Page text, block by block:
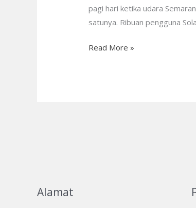
pagi hari ketika udara
satunya. Ribuan pengguna
—
Servis
Solusi
Read More »
Alamat